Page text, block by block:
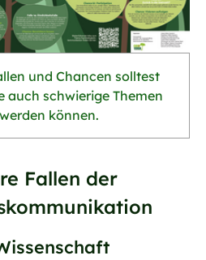
und Chancen solltest
auch schwierige Themen
können.
Fallen der